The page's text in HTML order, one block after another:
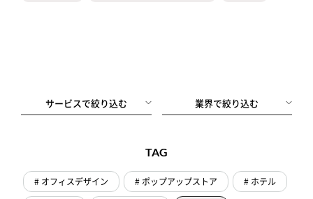
サービスで絞り込む 業界で絞り込む
TAG
# オフィスデザイン # ポップアップストア
# ホテル